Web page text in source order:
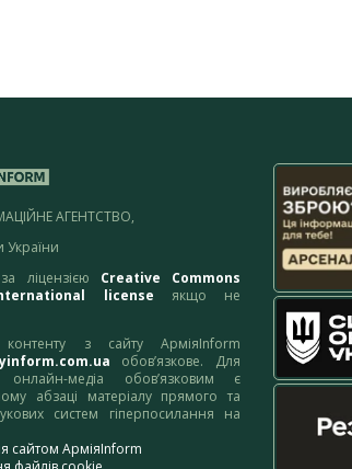
АГЕНТСТВО,
України
ліцензією Creative Commons
license якщо не
з сайту АрміяInform
обов’язкове. Для
онлайн-медіа обов’язковим є
абзаці матеріалу прямого та
систем гіперпосилання на
сайтом АрміяInform